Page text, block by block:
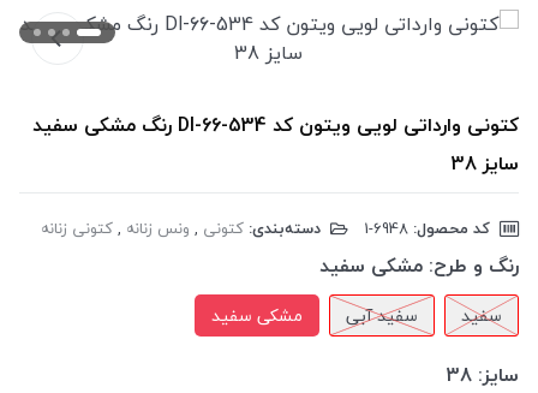
کتونی وارداتی لویی ویتون کد Dl-66-534 رنگ مشکی سفید
سایز 38
کد محصول: دسته‌بندی: کتونی , ونس زنانه ,کتونی زنانه
رنگ و طرح: مشکی سفید
سفید سفید آبی مشکی سفید
سایز: 38